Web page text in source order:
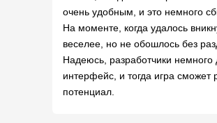
очень удобным, и это немного
На моменте, когда удалось
веселее, но не обошлось без
Надеюсь, разработчики немного
интерфейс, и тогда игра сможет
потенциал.